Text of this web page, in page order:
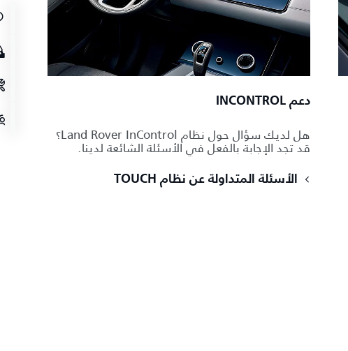
دعم INCONTROL
هل لديك سؤال حول نظام Land Rover InControl؟
قد تجد الإجابة بالفعل في الأسئلة الشائعة لدينا.
الأسئلة المتداولة عن نظام TOUCH